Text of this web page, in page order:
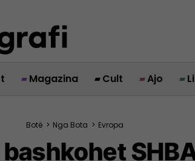
Magazina Cult Ajo
Botë > Nga Bota > Evropa